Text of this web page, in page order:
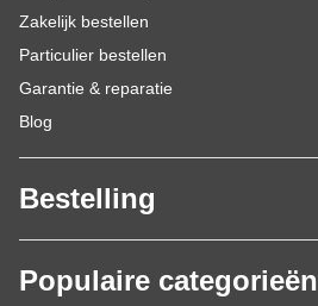
Zakelijk bestellen
Particulier bestellen
Garantie & reparatie
Blog
Bestelling
Populaire categorieën